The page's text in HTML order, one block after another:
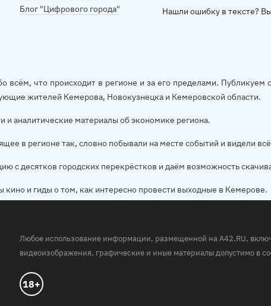
Блог "Цифрового города"
Нашли ошибку в тексте?
всём, что происходит в регионе и за его пределами.
жителей Кемерова, Новокузнецка и Кемеровской области.
и аналитические материалы об экономике региона.
в регионе так, словно побывали на месте событий и видели
с десятков городских перекрёстков и даём возможность
и гиды о том, как интересно провести выходные в Кемерове.
Любое использование информации, размещенной на A42.RU,
видеоизображения, графические и иные материалы допустимо в
18+